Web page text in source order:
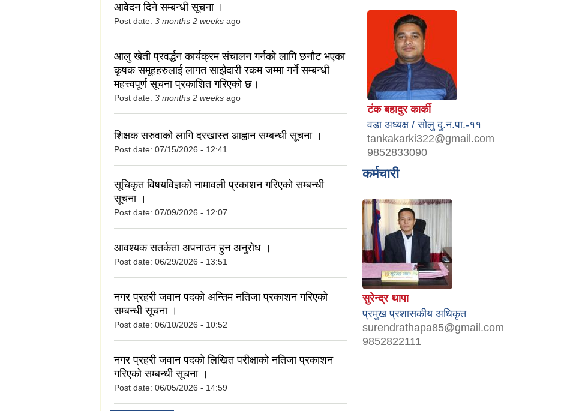
आवेदन दिने सम्बन्धी सूचना ।
Post date: 3 months 2 weeks ago
आलु खेती प्रवर्द्धन कार्यक्रम संचालन गर्नको लागि छनौट भएका
कृषक समूहहरुलाई लागत साझेदारी रकम जम्मा गर्ने सम्बन्धी
महत्त्वपूर्ण सूचना प्रकाशित गरिएको छ।
Post date: 3 months 2 weeks ago
शिक्षक सरुवाको लागि दरखास्त आह्वान सम्बन्धी सूचना ।
Post date: 07/15/2026 - 12:41
सूचिकृत विषयविज्ञको नामावली प्रकाशन गरिएको सम्बन्धी
सूचना ।
Post date: 07/09/2026 - 12:07
आवश्यक सतर्कता अपनाउन हुन अनुरोध ।
Post date: 06/29/2026 - 13:51
नगर प्रहरी जवान पदको अन्तिम नतिजा प्रकाशन गरिएको
सम्बन्धी सूचना ।
Post date: 06/10/2026 - 10:52
नगर प्रहरी जवान पदको लिखित परीक्षाको नतिजा प्रकाशन
गरिएको सम्बन्धी सूचना ।
Post date: 06/05/2026 - 14:59
टंक बहादुर कार्की
वडा अध्यक्ष / सोलु दु.न.पा.-११
tankakarki322@gmail.com
9852833090
कर्मचारी
सुरेन्द्र थापा
प्रमुख प्रशासकीय अधिकृत
surendrathapa85@gmail.com
9852822111